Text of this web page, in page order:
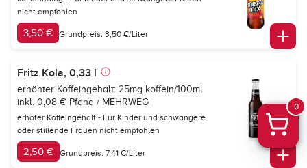
nicht empfohlen
3,50 € Grundpreis: 3,50 €/Liter
Fritz Kola, 0,33 l
erhöhter Koffeingehalt: 25mg koffein/100ml
inkl. 0,08 € Pfand / MEHRWEG
erhöter Koffeingehalt - Für Kinder und schwangere
oder stillende Frauen nicht empfohlen
2,50 € Grundpreis: 7,41 €/Liter
0